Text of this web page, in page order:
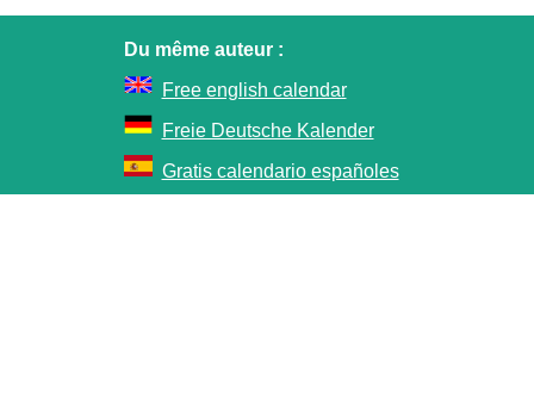
Du même auteur :
Free english calendar
Freie Deutsche Kalender
Gratis calendario españoles